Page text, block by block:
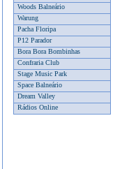
Woods Balneário
Warung
Pacha Floripa
P12 Parador
Bora Bora Bombinhas
Confraria Club
Stage Music Park
Space Balneário
Dream Valley
Rádios Online